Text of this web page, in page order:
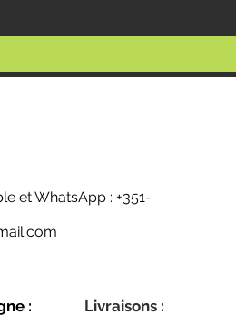
et WhatsApp : +351-
: Livraisons :